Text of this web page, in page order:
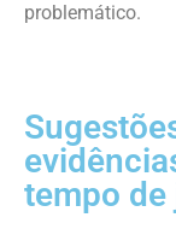
problemático.
tempo